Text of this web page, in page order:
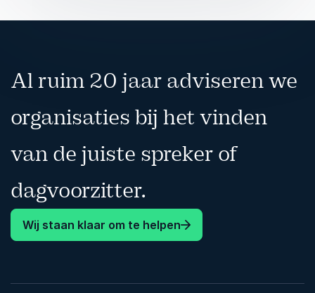
Al ruim 20 jaar adviseren we
organisaties bij het vinden
van de juiste spreker of
dagvoorzitter.
Wij staan klaar om te helpen